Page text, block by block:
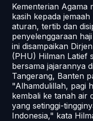
Kementerian Agama
kasih kepada
aturan, tertib dan
penyelenggaraan
ini disampaikan
(PHU) Hilman Latief
bersama jajarannya
Tangerang, Banten
"Alhamdulillah, pagi
kembali ke tanah air
yang setinggi-
Indonesia," kata